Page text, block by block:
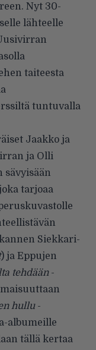
Nyt 30-
lähteelle
taiteesta
tuntuvalla
Jaakko ja
ja Olli
sävyisään
tarjoaa
Siekkari-
) ja Eppujen
tehdään-
hullu-
albumeille
tällä kertaa